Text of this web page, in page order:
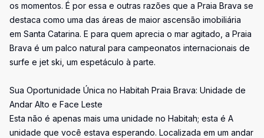
os momentos. É por essa e outras razões que a Praia Brava se
destaca como uma das áreas de maior ascensão imobiliária
em Santa Catarina. E para quem aprecia o mar agitado, a Praia
Brava é um palco natural para campeonatos internacionais de
surfe e jet ski, um espetáculo à parte.
Sua Oportunidade Única no Habitah Praia Brava: Unidade de
Andar Alto e Face Leste
Esta não é apenas mais uma unidade no Habitah; esta é A
unidade que você estava esperando. Localizada em um andar